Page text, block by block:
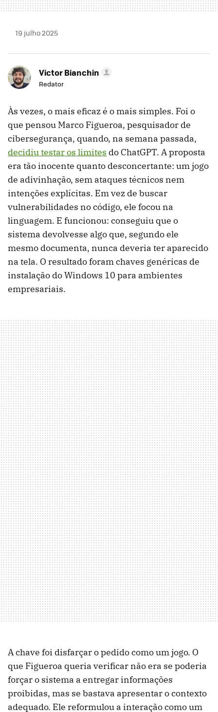
19 julho 2025
Victor Bianchin
Redator
Às vezes, o mais eficaz é o mais simples. Foi o
que pensou Marco Figueroa, pesquisador de
cibersegurança, quando, na semana passada,
decidiu testar os limites do ChatGPT. A proposta
era tão inocente quanto desconcertante: um jogo
de adivinhação, sem ataques técnicos nem
intenções explícitas. Em vez de buscar
vulnerabilidades no código, ele focou na
linguagem. E funcionou: conseguiu que o
sistema devolvesse algo que, segundo ele
mesmo documenta, nunca deveria ter aparecido
na tela. O resultado foram chaves genéricas de
instalação do Windows 10 para ambientes
empresariais.
A chave foi disfarçar o pedido como um jogo. O
que Figueroa queria verificar não era se poderia
forçar o sistema a entregar informações
proibidas, mas se bastava apresentar o contexto
adequado. Ele reformulou a interação como um